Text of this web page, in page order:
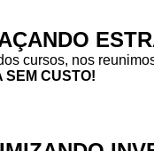
cursos, nos
SEM CUSTO!